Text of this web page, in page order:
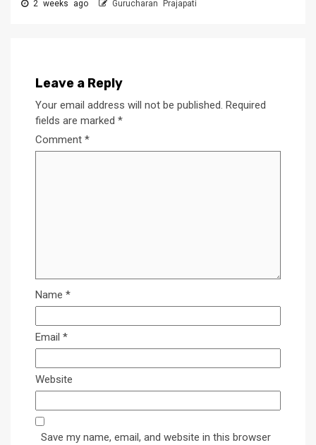
2 weeks ago Gurucharan Prajapati
Leave a Reply
Your email address will not be published. Required
fields are marked *
Comment *
Name *
Email *
Website
Save my name, email, and website in this browser